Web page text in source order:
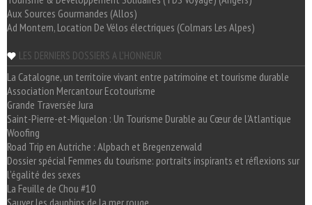
Aux Sources Gourmandes (Allos)
Ad Montem, Location De Vélos électriques (Colmars Les Alpes)
LES DERNIERS DOSSIERS A L'HONNEUR
La Catalogne, un territoire vivant entre patrimoine et tourisme durable
Association Mercantour Ecotourisme
Grande Traversée Jura
Saint-Pierre-et-Miquelon : Un Tourisme Durable au Cœur de l'Atlantique
Woofing
Road Trip en Autriche : Alpbach et Bregenzerwald
Dossier spécial Femmes du tourisme: portraits inspirants et réflexions sur
l'égalité des sexes
La Feuille de Chou #10
Sauver les dauphins de la mer rouge